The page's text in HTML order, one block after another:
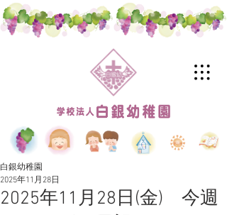
2025年11月28日(金) 今週
白銀幼稚園
2025年11月28日